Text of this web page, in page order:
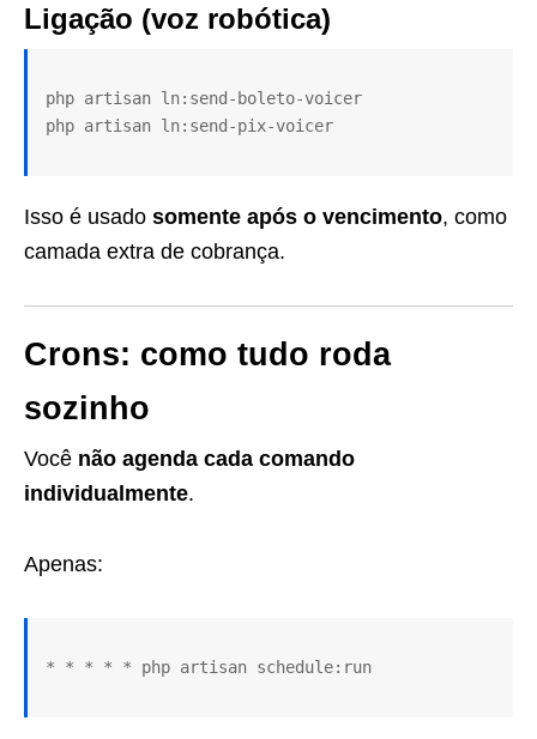
Ligação (voz robótica)
php artisan ln:send-boleto-voicer
Isso é usado somente após o vencimento, como
camada extra de cobrança.
Crons: como tudo roda
sozinho
Você não agenda cada comando
individualmente.
Apenas: